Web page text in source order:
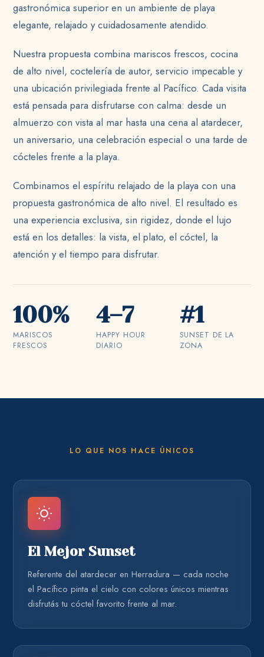
gastronómica superior en un ambiente de playa
elegante, relajado y cuidadosamente atendido.
Nuestra propuesta combina mariscos frescos, cocina
de alto nivel, coctelería de autor, servicio impecable y
una ubicación privilegiada frente al Pacífico. Cada visita
está pensada para disfrutarse con calma: desde un
almuerzo con vista al mar hasta una cena al atardecer,
un aniversario, una celebración especial o una tarde de
cócteles frente a la playa.
Combinamos el espíritu relajado de la playa con una
propuesta gastronómica de alto nivel. El resultado es
una experiencia exclusiva, sin rigidez, donde el lujo
está en los detalles: la vista, el plato, el cóctel, la
atención y el tiempo para disfrutar.
100%
MARISCOS
FRESCOS
4–7
HAPPY HOUR
DIARIO
#1
SUNSET DE LA
ZONA
LO QUE NOS HACE ÚNICOS
El Mejor Sunset
Referente del atardecer en Herradura — cada noche
el Pacífico pinta el cielo con colores únicos mientras
disfrutás tu cóctel favorito frente al mar.